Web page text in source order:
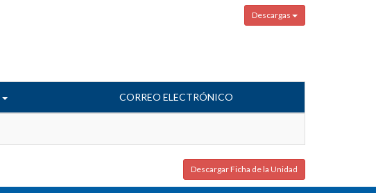
Descargas
CORREO ELECTRÓNICO
Descargar Ficha de la Unidad